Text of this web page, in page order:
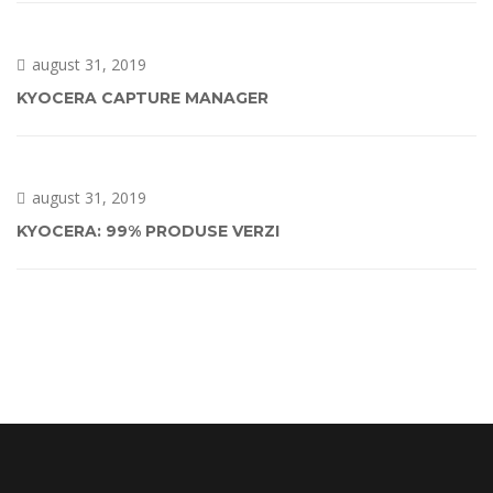
august 31, 2019
KYOCERA CAPTURE MANAGER
august 31, 2019
KYOCERA: 99% PRODUSE VERZI